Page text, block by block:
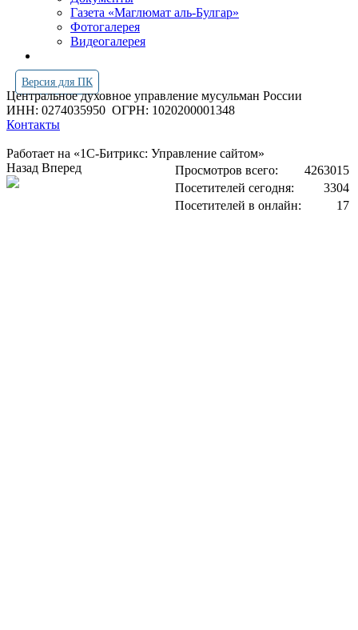
Газета «Маглюмат аль-Булгар»
Фотогалерея
Видеогалерея
Версия для ПК
Центральное духовное управление мусульман России
ИНН: 0274035950 ОГРН: 1020200001348
Контакты
Работает на «1С-Битрикс: Управление сайтом»
Просмотров всего:
4263015
Посетителей сегодня:
3304
Посетителей в онлайн:
17
Назад Вперед